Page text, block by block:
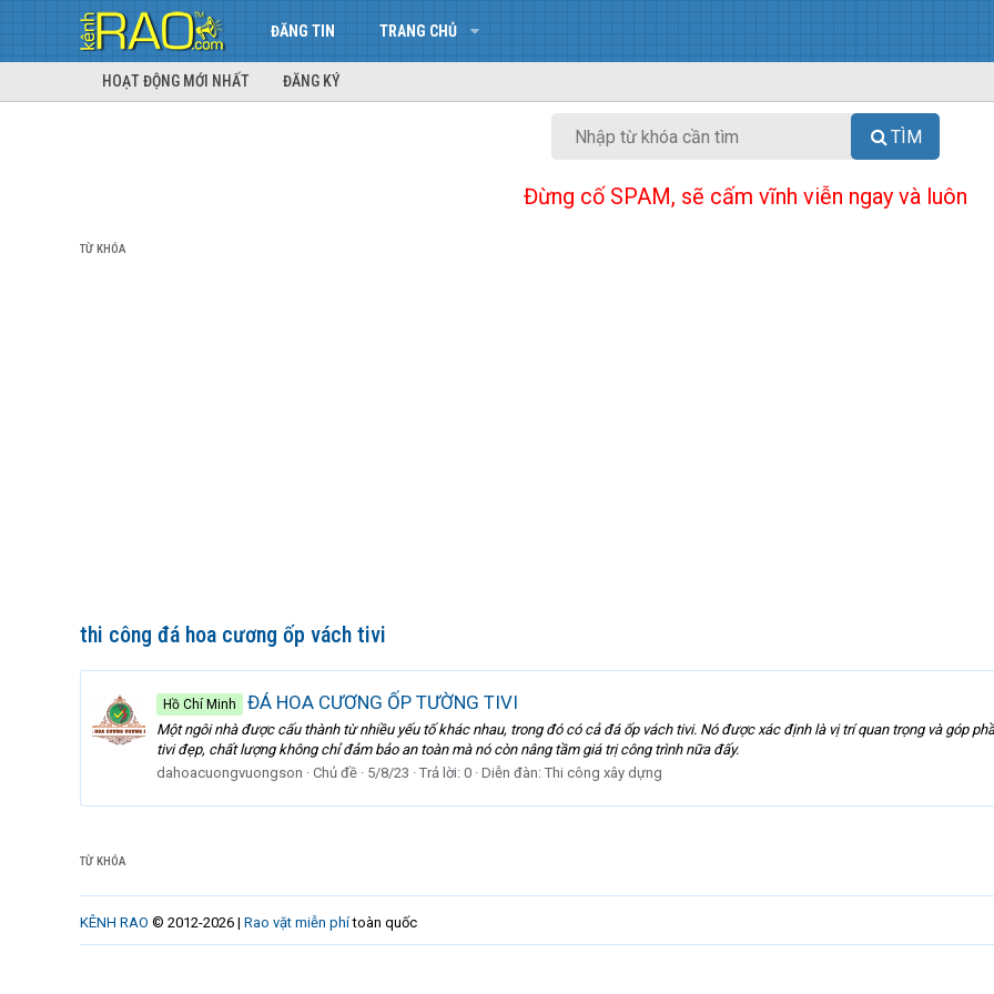
ĐĂNG TIN TRANG CHỦ
HOẠT ĐỘNG MỚI NHẤT ĐĂNG KÝ
TÌM
Đừng cố SPAM, sẽ cấm vĩnh viễn ngay và luôn
TỪ KHÓA
thi công đá hoa cương ốp vách tivi
Hồ Chí Minh ĐÁ HOA CƯƠNG ỐP TƯỜNG TIVI
Một ngôi nhà được cấu thành từ nhiều yếu tố khác nhau, trong đó có cả đá ốp vách tivi. Nó được xác định là vị trí quan trọng và góp
tivi đẹp, chất lượng không chỉ đảm bảo an toàn mà nó còn nâng tầm giá trị công trình nữa đấy.
dahoacuongvuongson
Chủ đề 5/8/23 Trả lời: 0 Diễn đàn: Thi công xây dựng
TỪ KHÓA
KÊNH RAO © 2012-2026 | Rao vặt miễn phítoàn quốc